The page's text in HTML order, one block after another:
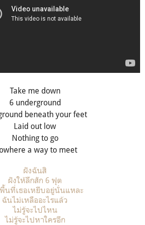
Take me down
6 underground
beneath your feet
Laid out low
Nothing to go
a way to meet
ฝังฉันสิ
ฝังให้ลึกสัก 6 ฟุต
นที่เธอเหยีบอยู่นั่นแหละ
ฉันไม่เหลืออะไรแล้ว
ไม่รู้จะไปไหน
ไม่รู้จะไปหาใครอีก